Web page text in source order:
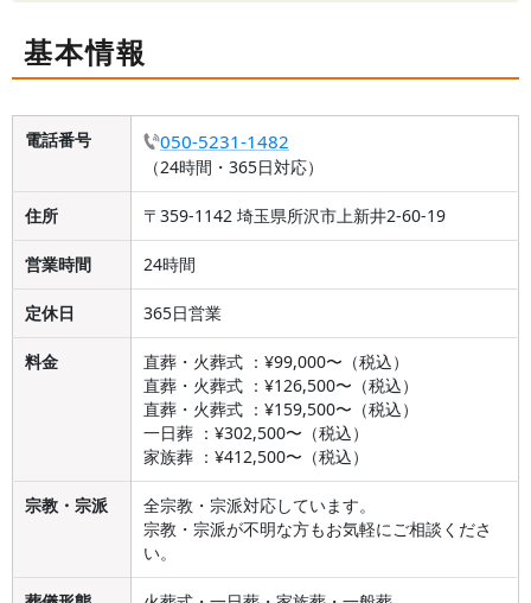
基本情報
電話番号 050-5231-1482
（24時間・365日対応）
住所 〒359-1142 埼玉県所沢市上新井2-60-19
営業時間 24時間
定休日 365日営業
料金
直葬・火葬式 ：¥99,000〜（税込）
直葬・火葬式 ：¥126,500〜（税込）
直葬・火葬式 ：¥159,500〜（税込）
一日葬 ：¥302,500〜（税込）
家族葬 ：¥412,500〜（税込）
宗教・宗派
全宗教・宗派対応しています。
宗教・宗派が不明な方もお気軽にご相談くださ
い。